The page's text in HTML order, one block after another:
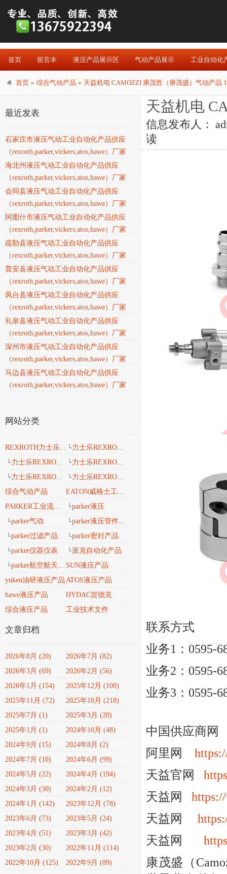
首页 留言本 液压产品展示区 气动产品展示 工业自动化
首页 » 综合气动产品 » 天益机电 CAMOZZI 康茂胜（康茂盛）气动产品
最近发表
石家庄市液压气动工业自动化产品供应
（rexroth,parker,vickers,atos,hawe）厂家
海北州液压气动工业自动化产品供应
（rexroth,parker,vickers,atos,hawe）厂家
会同县液压气动工业自动化产品供应
（rexroth,parker,vickers,atos,hawe）厂家
阿图什市液压气动工业自动化产品供应
（rexroth,parker,vickers,atos,hawe）厂家
疏勒县液压气动工业自动化产品供应
（rexroth,parker,vickers,atos,hawe）厂家
普安县液压气动工业自动化产品供应
（rexroth,parker,vickers,atos,hawe）厂家
凤台县液压气动工业自动化产品供应
（rexroth,parker,vickers,atos,hawe）厂家
礼泉县液压气动工业自动化产品供应
（rexroth,parker,vickers,atos,hawe）厂家
深州市液压气动工业自动化产品供应
（rexroth,parker,vickers,atos,hawe）厂家
马边县液压气动工业自动化产品供应
（rexroth,parker,vickers,atos,hawe）厂家
网站分类
REXROTH力士乐工业产品 └力士乐REXROTH液压
└力士乐REXROTH工业导轨 └力士乐REXROTH 安沃驰气动
└力士乐REXROTH 工业密封维修包 └力士乐REXROTH工业自动化
综合气动产品
EATON威格士工业流体
PARKER工业流体产品传动与控制 └parker液压
└parker气动 └parker液压管件接头
└parker过滤产品 └parker密封产品
└parker仪器仪表 └派克自动化产品
└parker航空航天、轨道交通、风电能产品
SUN液压产品
yuken油研液压产品 ATOS液压产品
hawe液压产品
HYDAC贺德克
综合液压产品
工业技术文件
文章归档
2026年8月 (20)
2026年7月 (82)
2026年3月 (69)
2026年2月 (56)
2026年1月 (154)
2025年12月 (100)
2025年11月 (72)
2025年10月 (218)
2025年7月 (1)
2025年3月 (20)
2025年1月 (1)
2024年10月 (48)
2024年9月 (15)
2024年8月 (2)
2024年7月 (10)
2024年6月 (99)
2024年5月 (22)
2024年4月 (194)
2024年3月 (30)
2024年2月 (12)
2024年1月 (142)
2023年12月 (78)
2023年6月 (73)
2023年5月 (24)
2023年4月 (51)
2023年3月 (42)
2023年2月 (30)
2022年11月 (114)
2022年10月 (125)
2022年9月 (89)
天益机电
信息发布人：
读
联系方式
业务1：0595-
业务2：0595-
业务3：0595-
中国供应商
阿里网
天益官网
天益网
天益网
天益网
康茂盛（